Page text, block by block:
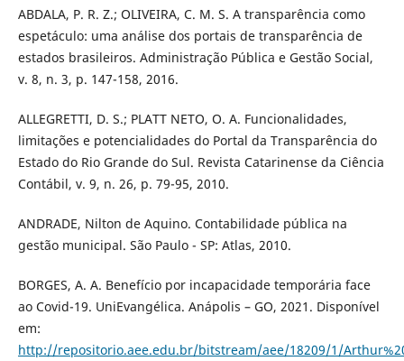
ABDALA, P. R. Z.; OLIVEIRA, C. M. S. A transparência como
espetáculo: uma análise dos portais de transparência de
estados brasileiros. Administração Pública e Gestão Social,
v. 8, n. 3, p. 147-158, 2016.
ALLEGRETTI, D. S.; PLATT NETO, O. A. Funcionalidades,
limitações e potencialidades do Portal da Transparência do
Estado do Rio Grande do Sul. Revista Catarinense da Ciência
Contábil, v. 9, n. 26, p. 79-95, 2010.
ANDRADE, Nilton de Aquino. Contabilidade pública na
gestão municipal. São Paulo - SP: Atlas, 2010.
BORGES, A. A. Benefício por incapacidade temporária face
ao Covid-19. UniEvangélica. Anápolis – GO, 2021. Disponível
em:
http://repositorio.aee.edu.br/bitstream/aee/18209/1/